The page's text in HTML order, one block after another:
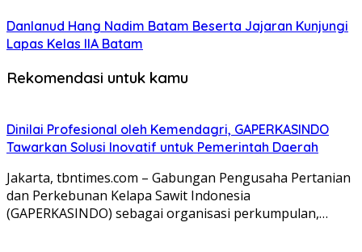
Danlanud Hang Nadim Batam Beserta Jajaran Kunjungi
Lapas Kelas IIA Batam
Rekomendasi untuk kamu
Dinilai Profesional oleh Kemendagri, GAPERKASINDO
Tawarkan Solusi Inovatif untuk Pemerintah Daerah
Jakarta, tbntimes.com – Gabungan Pengusaha Pertanian
dan Perkebunan Kelapa Sawit Indonesia
(GAPERKASINDO) sebagai organisasi perkumpulan,…